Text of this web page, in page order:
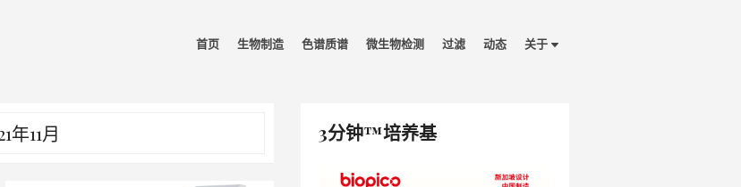
首页 生物制造 色谱质谱 微生物检测 过滤 动态 关于
年11月 3分钟™培养基